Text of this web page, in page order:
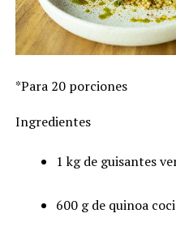
*Para 20 porciones
Ingredientes
1 kg de guisantes
600 g de quinoa